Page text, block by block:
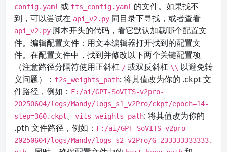
config.yaml 或 tts_config.yaml 的文件。如果找不
到，可以尝试在 api_v2.py 同目录下寻找，或者查看
api_v2.py 脚本开头的代码，看它默认加载哪个配置文
件。编辑配置文件：用文本编辑器打开找到的配置文
件。在配置文件中，找到并修改以下两个关键配置项
（注意路径分隔符使用正斜杠 / 或双反斜杠 \\ 以避免转
义问题）： t2s_weights_path: 将其值改为你的 .ckpt 文
件路径，例如： F:/ai/GPT-SoVITS-v2pro-
20250604/logs/Mandy/logs_s1_v2Pro/ckpt/epoch=14-
step=360.ckpt。 vits_weights_path: 将其值改为你的
.pth 文件路径，例如： F:/ai/GPT-SoVITS-v2pro-
20250604/logs/Mandy/logs_s2_v2Pro/G_233333333333.